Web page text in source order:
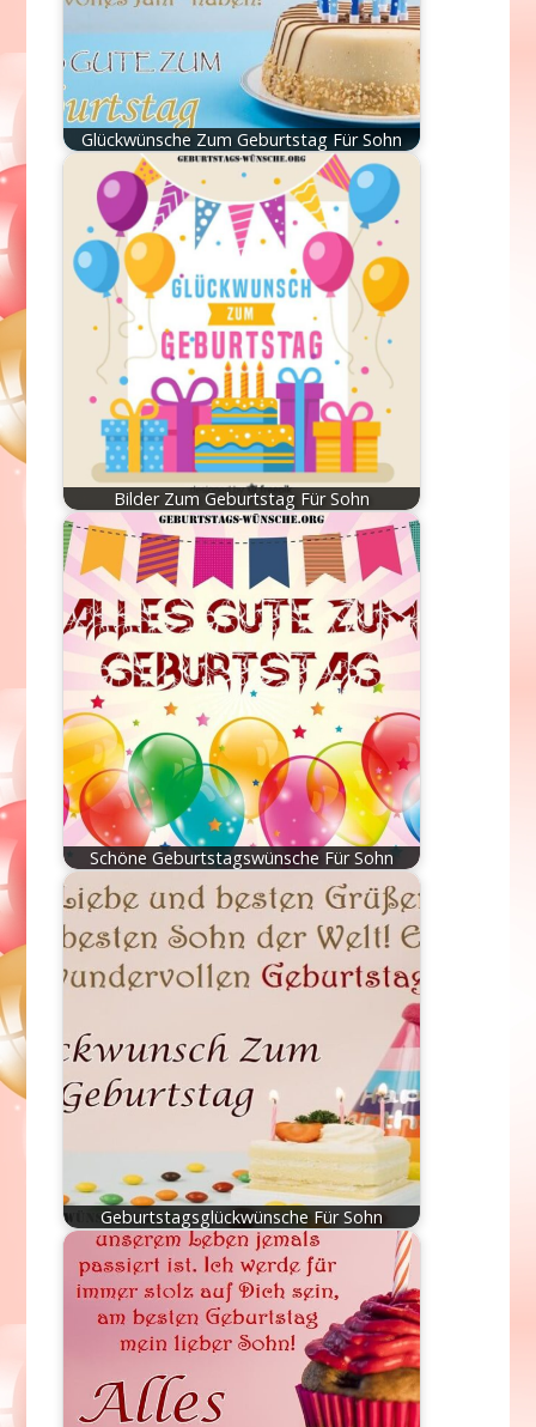
Glückwünsche Zum Geburtstag Für Sohn
Bilder Zum Geburtstag Für Sohn
Schöne Geburtstagswünsche Für Sohn
Geburtstagsglückwünsche Für Sohn